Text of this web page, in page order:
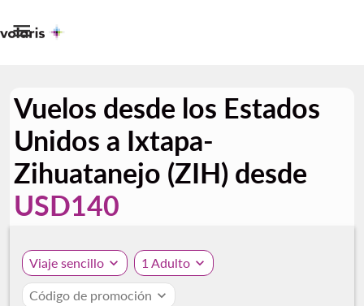

Vuelos desde los Estados
Unidos a Ixtapa-
Zihuatanejo (ZIH) desde
USD140
Viaje sencillo expand_more 1 Adulto expand_more
Código de promoción expand_more